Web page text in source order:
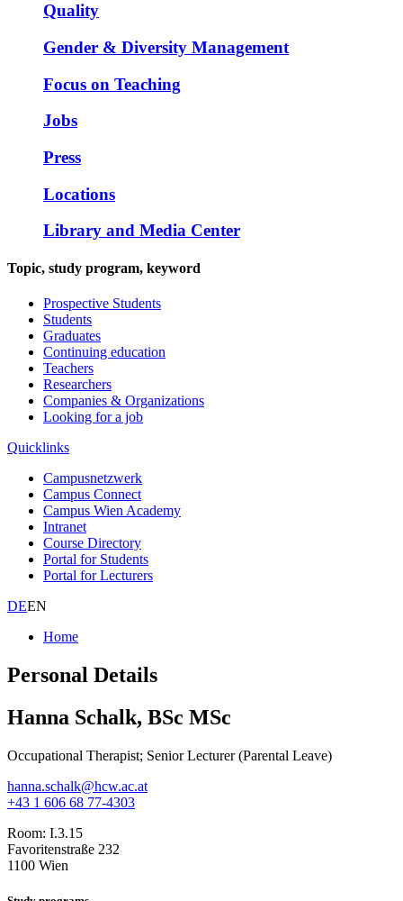
Quality
Gender & Diversity Management
Focus on Teaching
Jobs
Press
Locations
Library and Media Center
Topic, study program, keyword
Prospective Students
Students
Graduates
Continuing education
Teachers
Researchers
Companies & Organizations
Looking for a job
Quicklinks
Campusnetzwerk
Campus Connect
Campus Wien Academy
Intranet
Course Directory
Portal for Students
Portal for Lecturers
DEEN
Home
Personal Details
Hanna Schalk, BSc MSc
Occupational Therapist; Senior Lecturer (Parental Leave)
hanna.schalk@hcw.ac.at
+43 1 606 68 77-4303
Room: I.3.15
Favoritenstraße 232
1100 Wien